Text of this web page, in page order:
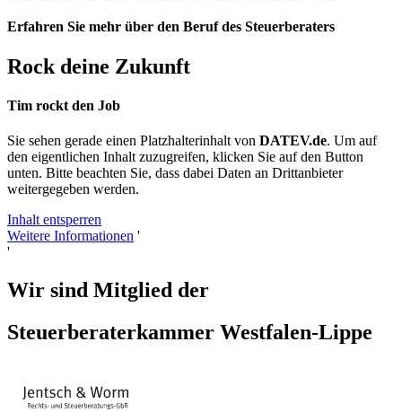
Erfahren Sie mehr über den Beruf des Steuerberaters
Rock deine Zukunft
Tim rockt den Job
Sie sehen gerade einen Platzhalterinhalt von DATEV.de. Um auf
den eigentlichen Inhalt zuzugreifen, klicken Sie auf den Button
unten. Bitte beachten Sie, dass dabei Daten an Drittanbieter
weitergegeben werden.
Inhalt entsperren
Weitere Informationen '
'
Wir sind Mitglied der
Steuerberater­kammer Westfalen-Lippe